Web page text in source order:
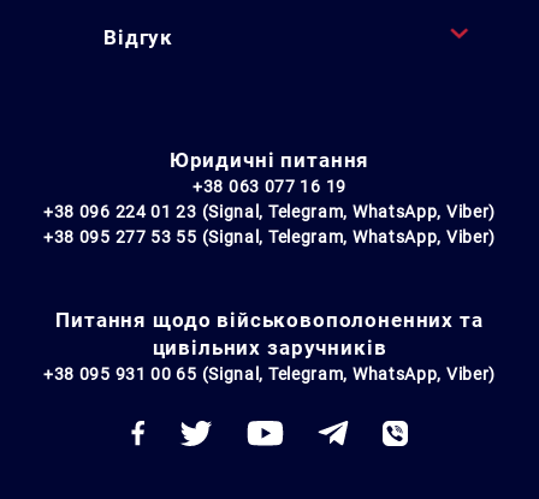
Відгук
Юридичні питання
+38 063 077 16 19
+38 096 224 01 23 (Signal, Telegram, WhatsApp, Viber)
+38 095 277 53 55 (Signal, Telegram, WhatsApp, Viber)
Питання щодо військовополоненних та
цивільних заручників
+38 095 931 00 65 (Signal, Telegram, WhatsApp, Viber)